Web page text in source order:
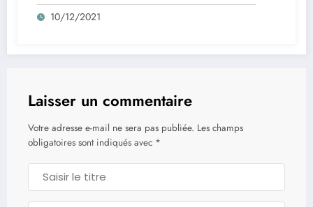
10/12/2021
Laisser un commentaire
Votre adresse e-mail ne sera pas publiée. Les champs
obligatoires sont indiqués avec *